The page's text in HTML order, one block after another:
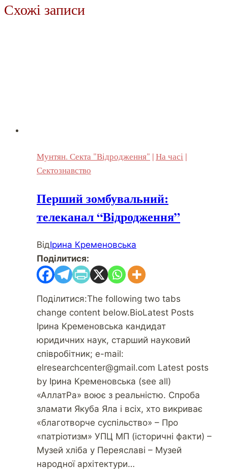
Схожі записи
Мунтян. Секта "Відродження" |На часі |
Сектознавство
Перший зомбувальний:
телеканал “Відродження”
ВідІрина Кременовська
Поділитися:
Поділитися:The following two tabs
change content below.BioLatest Posts
Ірина Кременовська кандидат
юридичних наук, старший науковий
співробітник; e-mail:
elresearchcenter@gmail.com Latest posts
by Ірина Кременовська (see all)
«АллатРа» воює з реальністю. Спроба
зламати Якуба Яла і всіх, хто викриває
«благотворче суспільство» – Про
«патріотизм» УПЦ МП (історичні факти) –
Музей хліба у Переяславі – Музей
народної архітектури…